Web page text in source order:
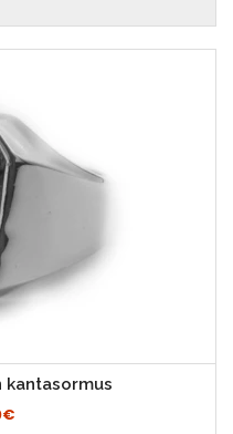
kantasormus